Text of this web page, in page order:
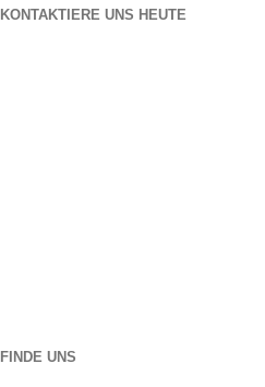
KONTAKTIERE UNS HEUTE
FINDE UNS